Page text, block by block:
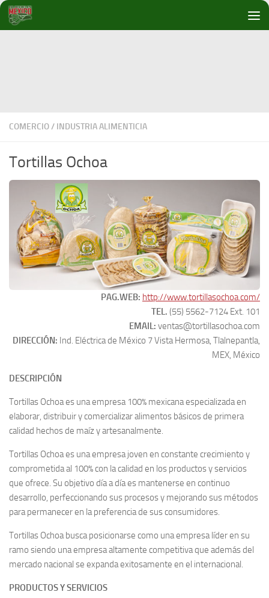
Debajo del contenido
COMERCIO/ INDUSTRIA ALIMENTICIA
Tortillas Ochoa
PAG.WEB: http://www.tortillasochoa.com/
TEL. (55) 5562-7124 Ext. 101
EMAIL: ventas@tortillasochoa.com
DIRECCIÓN: Ind. Eléctrica de México 7 Vista Hermosa, Tlalnepantla,
MEX, México
DESCRIPCIÓN
Tortillas Ochoa es una empresa 100% mexicana especializada en
elaborar, distribuir y comercializar alimentos básicos de primera
calidad hechos de maíz y artesanalmente.
Tortillas Ochoa es una empresa joven en constante crecimiento y
comprometida al 100% con la calidad en los productos y servicios
que ofrece. Su objetivo día a día es mantenerse en continuo
desarrollo, perfeccionando sus procesos y mejorando sus métodos
para permanecer en la preferencia de sus consumidores.
Tortillas Ochoa busca posicionarse como una empresa líder en su
ramo siendo una empresa altamente competitiva que además del
mercado nacional se expanda exitosamente en el internacional.
PRODUCTOS Y SERVICIOS